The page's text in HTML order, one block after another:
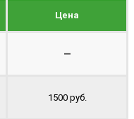
Цена
—
1500 руб.